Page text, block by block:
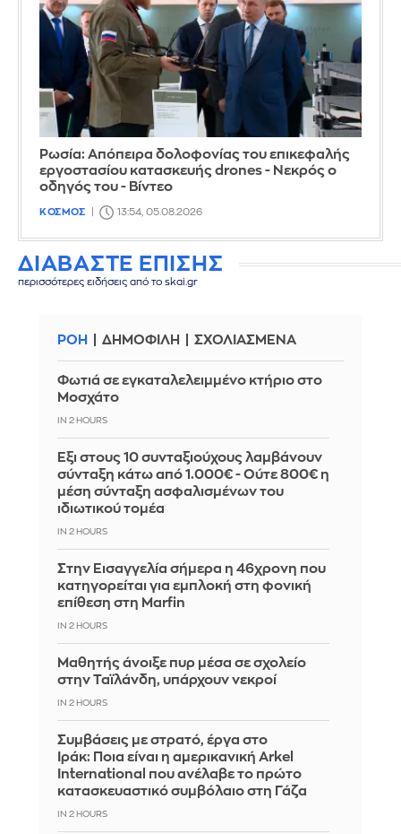
Ρωσία: Απόπειρα δολοφονίας του επικεφαλής
εργοστασίου κατασκευής drones - Νεκρός ο
οδηγός του - Βίντεο
ΚΟΣΜΟΣ 13:54, 05.08.2026
ΔΙΑΒΑΣΤΕ ΕΠΙΣΗΣ
περισσότερες ειδήσεις από το skai.gr
ΡΟΗ ΔΗΜΟΦΙΛΗ ΣΧΟΛΙΑΣΜΕΝΑ
Φωτιά σε εγκαταλελειμμένο κτήριο στο
Μοσχάτο
IN 2 HOURS
Έξι στους 10 συνταξιούχους λαμβάνουν
σύνταξη κάτω από 1.000€ - Ούτε 800€ η
μέση σύνταξη ασφαλισμένων του
ιδιωτικού τομέα
IN 2 HOURS
Στην Εισαγγελία σήμερα η 46χρονη που
κατηγορείται για εμπλοκή στη φονική
επίθεση στη Marfin
IN 2 HOURS
Μαθητής άνοιξε πυρ μέσα σε σχολείο
στην Ταϊλάνδη, υπάρχουν νεκροί
IN 2 HOURS
Συμβάσεις με στρατό, έργα στο
Ιράκ: Ποια είναι η αμερικανική Arkel
International που ανέλαβε το πρώτο
κατασκευαστικό συμβόλαιο στη Γάζα
IN 2 HOURS